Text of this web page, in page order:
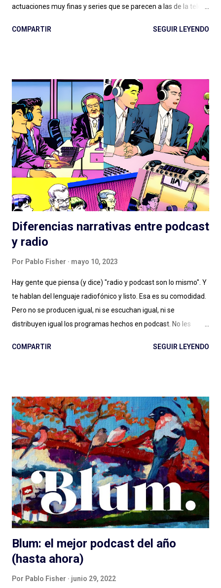
actuaciones muy finas y series que se parecen a las de la tele
Apagón en adelante. Ese nivel presupuestario, esa dedicación
del viejo radioteatro. En ese rumbo, La Esfera es la gran
superproducción que entregó Podium Podcast este año, con
una historia (nuevamente) de ciencia ficción que retoma un
tema clásico del género: los OVNIs, la presencia extraterrestre
en nuestro planeta, las conspiraciones gubernamentales y "The
truth is out there" . Tan marcada es la influencia de X-Files en
este podcast que hasta lo celebran con la inclusión de la
COMPARTIR SEGUIR LEYENDO
Diferencias narrativas entre podcast
y radio
Por Pablo Fisher mayo 10, 2023
Hay gente que piensa (y dice) "radio y podcast son lo mismo". Y
te hablan del lenguaje radiofónico y listo. Esa es su comodidad.
Pero no se producen igual, ni se escuchan igual, ni se
distribuyen igual los programas hechos en podcast. No les
(podcast), con escuchar el páramo creativo (radio) vs. la
Porque los debates no pueden ser eternos. Y entonces
hablamos de lenguaje sonoro, hablamos de audio digital a
demanda del siglo XXI, hablamos de géneros, formatos, estilos.
Compartimos programas hechos para audiencias regionales,
globales, en nuestro idioma. Pero hay que aportar , siento en
este momento, un granito más al debate: el de las diferencias
narrativas entre una cosa y la otra. Más allá de las instancias de
producción, distribución y es...
COMPARTIR SEGUIR LEYENDO
Blum: el mejor podcast del año
(hasta ahora)
Por Pablo Fisher junio 29, 2022